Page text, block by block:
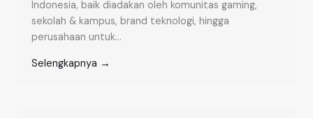
Indonesia, baik diadakan oleh komunitas gaming,
sekolah & kampus, brand teknologi, hingga
perusahaan untuk...
Selengkapnya →